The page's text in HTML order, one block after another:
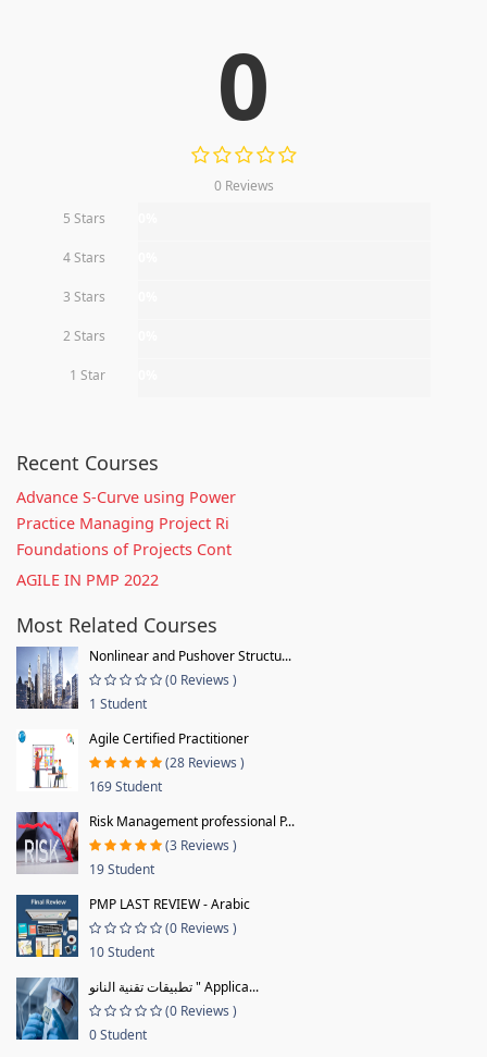
0
0 Reviews
5 Stars
4 Stars
3 Stars
2 Stars
1 Star
Recent Courses
Advance S-Curve using Power
Practice Managing Project Ri
Foundations of Projects Cont
AGILE IN PMP 2022
Most Related Courses
Nonlinear and Pushover Structu...
(0 Reviews )
1 Student
Agile Certified Practitioner
(28 Reviews )
169 Student
Risk Management professional P...
(3 Reviews )
19 Student
PMP LAST REVIEW - Arabic
(0 Reviews )
10 Student
تطبيقات تقنية النانو " Applica...
(0 Reviews )
0 Student